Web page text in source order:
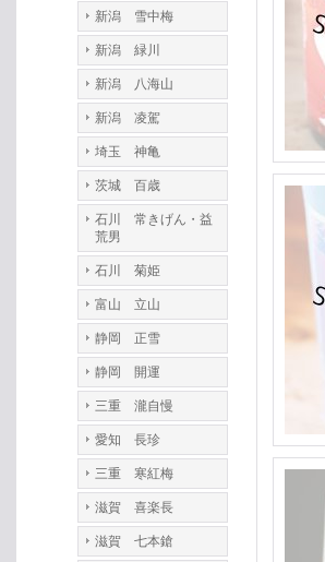
新潟 雪中梅
新潟 緑川
新潟 八海山
新潟 凌駕
埼玉 神亀
茨城 百歳
石川 常きげん・益
荒男
石川 菊姫
富山 立山
静岡 正雪
静岡 開運
三重 瀧自慢
愛知 長珍
三重 寒紅梅
滋賀 喜楽長
滋賀 七本鎗